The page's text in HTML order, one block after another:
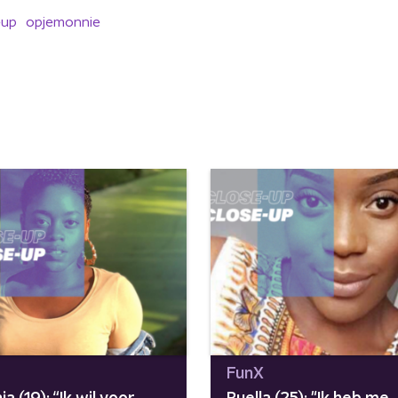
opjemonnie
FunX